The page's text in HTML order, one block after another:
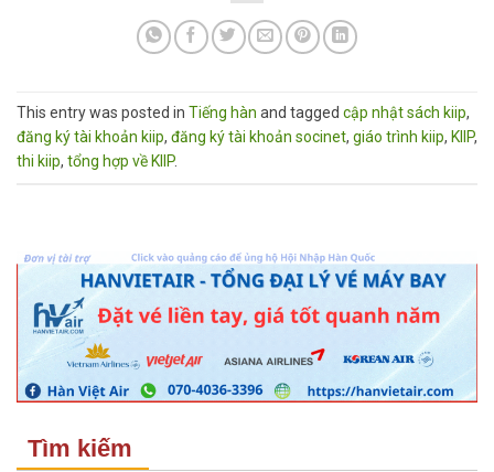
This entry was posted in Tiếng hàn and tagged cập nhật sách kiip,
đăng ký tài khoản kiip, đăng ký tài khoản socinet, giáo trình kiip, KIIP,
thi kiip, tổng hợp về KIIP.
Tìm kiếm